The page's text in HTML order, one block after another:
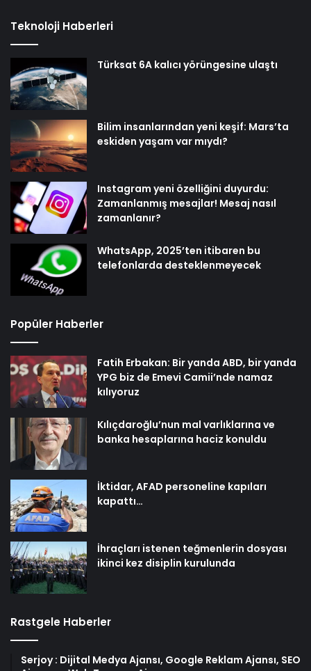
Teknoloji Haberleri
Türksat 6A kalıcı yörüngesine ulaştı
Bilim insanlarından yeni keşif: Mars’ta
eskiden yaşam var mıydı?
Instagram yeni özelliğini duyurdu:
Zamanlanmış mesajlar! Mesaj nasıl
zamanlanır?
WhatsApp, 2025’ten itibaren bu
telefonlarda desteklenmeyecek
Popüler Haberler
Fatih Erbakan: Bir yanda ABD, bir yanda
YPG biz de Emevi Camii’nde namaz
kılıyoruz
Kılıçdaroğlu’nun mal varlıklarına ve
banka hesaplarına haciz konuldu
İktidar, AFAD personeline kapıları
kapattı…
İhraçları istenen teğmenlerin dosyası
ikinci kez disiplin kurulunda
Rastgele Haberler
Serjoy : Dijital Medya Ajansı, Google Reklam Ajansı, SEO